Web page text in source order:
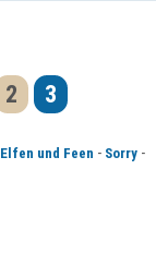
2 3
Elfen und Feen - Sorry -